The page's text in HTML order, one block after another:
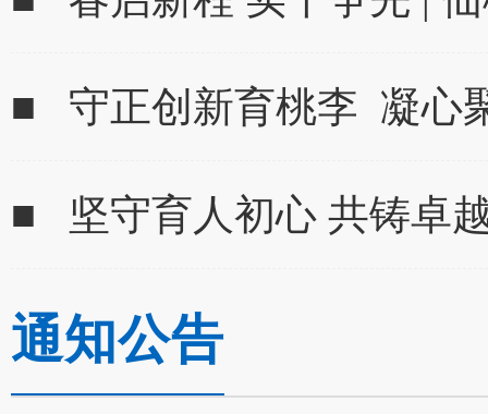
■ 守正创新育桃李 凝心
■ 坚守育人初心 共铸卓
通知公告